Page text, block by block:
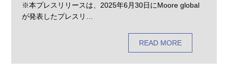
※本プレスリリースは、2025年6月30日にMoore global
が発表したプレスリ…
READ MORE